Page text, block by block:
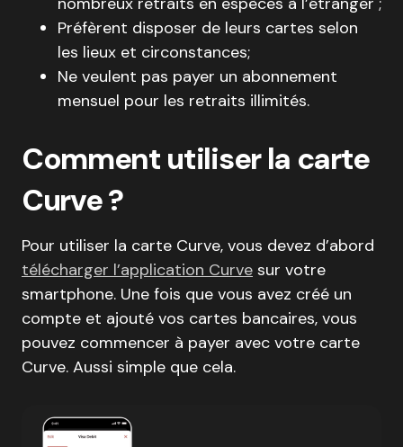
Préfèrent disposer de leurs cartes selon
les lieux et circonstances;
Ne veulent pas payer un abonnement
mensuel pour les retraits illimités.
Comment utiliser la carte
Curve ?
Pour utiliser la carte Curve, vous devez d’abord
télécharger l’application Curve sur votre
smartphone. Une fois que vous avez créé un
compte et ajouté vos cartes bancaires, vous
pouvez commencer à payer avec votre carte
Curve. Aussi simple que cela.